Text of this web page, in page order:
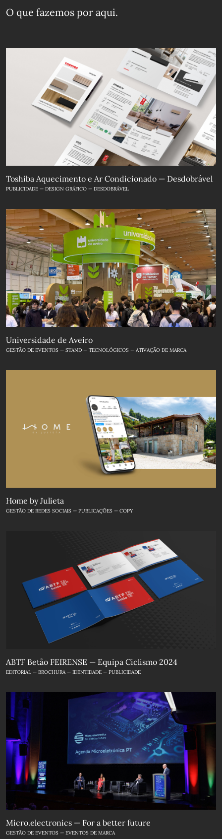
O que fazemos por aqui.
Toshiba Aquecimento e Ar Condicionado — Desdobrável
PUBLICIDADE — DESIGN GRÁFICO — DESDOBRÁVEL
Universidade de Aveiro
GESTÃO DE EVENTOS — STAND — TECNOLÓGICOS — ATIVAÇÃO DE MARCA
Home by Julieta
GESTÃO DE REDES SOCIAIS — PUBLICAÇÕES — COPY
ABTF Betão FEIRENSE — Equipa Ciclismo 2024
EDITORIAL — BROCHURA — IDENTIDADE — PUBLICIDADE
Micro.electronics — For a better future
GESTÃO DE EVENTOS — EVENTOS DE MARCA